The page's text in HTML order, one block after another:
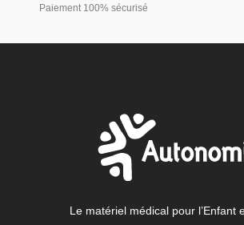
Paiement 100% sécurisé
Le matériel médical pour l’Enfant